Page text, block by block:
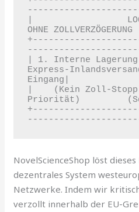
|
OHNE
| 1. Interne
Express-
Eingang|
|    (Kein Zoll-
Priorität)
NovelScienceShop löst
dezentrales System
Netzwerke. Indem wir
verzollt innerhalb der EU-